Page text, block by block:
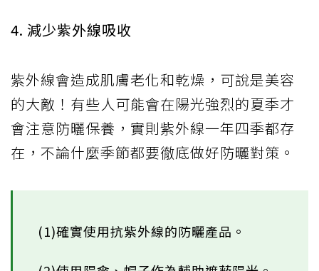
4. 減少紫外線吸收
紫外線會造成肌膚老化和乾燥，可說是美容
的大敵！有些人可能會在陽光強烈的夏季才
會注意防曬保養，實則紫外線一年四季都存
在，不論什麼季節都要徹底做好防曬對策。
(1)確實使用抗紫外線的防曬產品。